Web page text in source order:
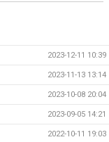
2023-12-11 10:39
2023-11-13 13:14
2023-10-08 20:04
2023-09-05 14:21
2022-10-11 19:03